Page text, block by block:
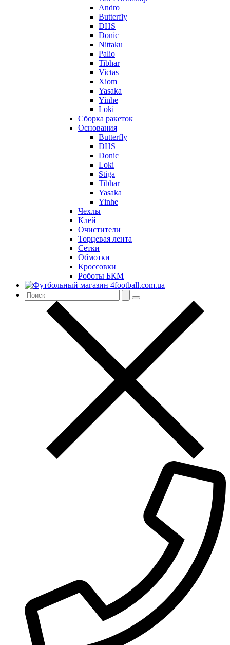
Andro
Butterfly
DHS
Donic
Nittaku
Palio
Tibhar
Victas
Xiom
Yasaka
Yinhe
Loki
Сборка ракеток
Основания
Butterfly
DHS
Donic
Loki
Stiga
Tibhar
Yasaka
Yinhe
Чехлы
Клей
Очистители
Торцевая лента
Сетки
Обмотки
Кроссовки
Роботы БКМ